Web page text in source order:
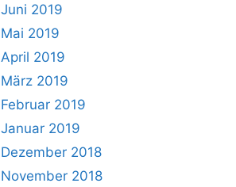
Juni 2019
Mai 2019
April 2019
März 2019
Februar 2019
Januar 2019
Dezember 2018
November 2018